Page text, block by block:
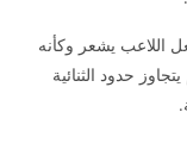
اللاعب يشعر وكأنه
حدود الثنائية